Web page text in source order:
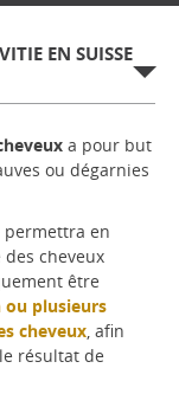
EN SUISSE
a pour but
ou dégarnies
permettra en
cheveux
être
ou plusieurs
cheveux, afin
résultat de